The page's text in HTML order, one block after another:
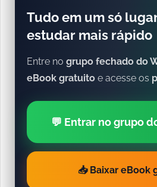
Tudo em um só
estudar mais rápido
Entre no grupo fechado do
eBook gratuito e acesse os
💬 Entrar no grupo
📥 Baixar eBook